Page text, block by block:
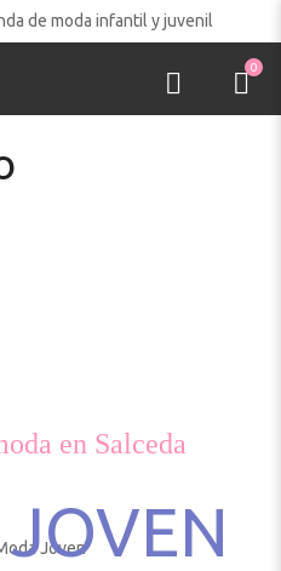
0
en Salceda